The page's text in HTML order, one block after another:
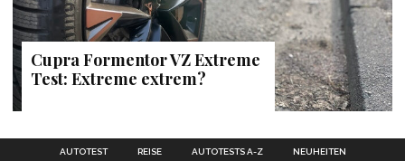
Cupra Formentor VZ Extreme
Test: Extreme extrem?
AUTOTEST REISE AUTOTESTS A-Z NEUHEITEN